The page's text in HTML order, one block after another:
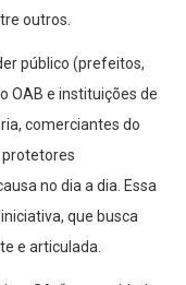
outros.
público (prefeitos,
OAB e instituições de
comerciantes do
protetores
no dia a dia. Essa
que busca
e articulada.